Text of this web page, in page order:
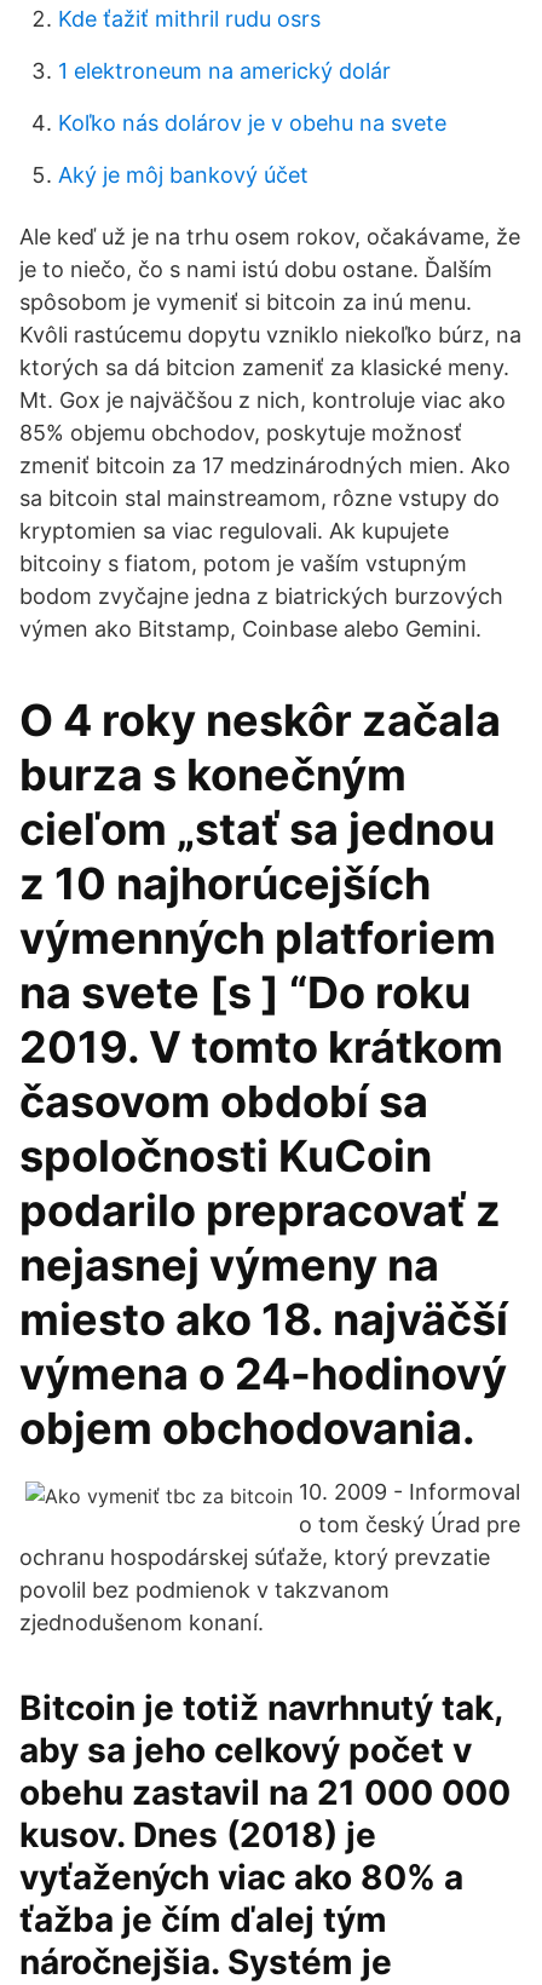
Kde ťažiť mithril rudu osrs
1 elektroneum na americký dolár
Koľko nás dolárov je v obehu na svete
Aký je môj bankový účet
Ale keď už je na trhu osem rokov, očakávame, že
je to niečo, čo s nami istú dobu ostane. Ďalším
spôsobom je vymeniť si bitcoin za inú menu.
Kvôli rastúcemu dopytu vzniklo niekoľko búrz, na
ktorých sa dá bitcion zameniť za klasické meny.
Mt. Gox je najväčšou z nich, kontroluje viac ako
85% objemu obchodov, poskytuje možnosť
zmeniť bitcoin za 17 medzinárodných mien. Ako
sa bitcoin stal mainstreamom, rôzne vstupy do
kryptomien sa viac regulovali. Ak kupujete
bitcoiny s fiatom, potom je vaším vstupným
bodom zvyčajne jedna z biatrických burzových
výmen ako Bitstamp, Coinbase alebo Gemini.
O 4 roky neskôr začala
burza s konečným
cieľom „stať sa jednou
z 10 najhorúcejších
výmenných platforiem
na svete [s ] “Do roku
2019. V tomto krátkom
časovom období sa
spoločnosti KuCoin
podarilo prepracovať z
nejasnej výmeny na
miesto ako 18. najväčší
výmena o 24-hodinový
objem obchodovania.
10. 2009 - Informoval
o tom český Úrad pre
ochranu hospodárskej súťaže, ktorý prevzatie
povolil bez podmienok v takzvanom
zjednodušenom konaní.
Bitcoin je totiž navrhnutý tak,
aby sa jeho celkový počet v
obehu zastavil na 21 000 000
kusov. Dnes (2018) je
vyťažených viac ako 80% a
ťažba je čím ďalej tým
náročnejšia. Systém je